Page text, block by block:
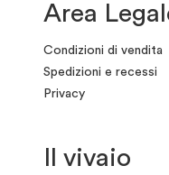
Area
Condizioni di vendita
Spedizioni e recessi
Privacy
Il vivaio